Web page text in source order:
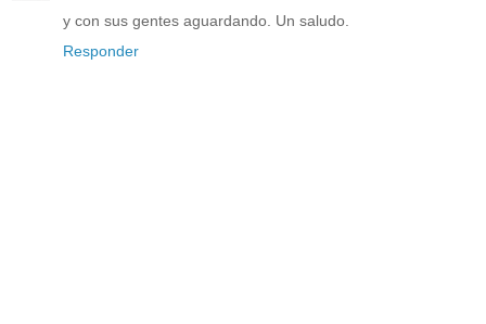
y con sus gentes aguardando. Un saludo.
Responder